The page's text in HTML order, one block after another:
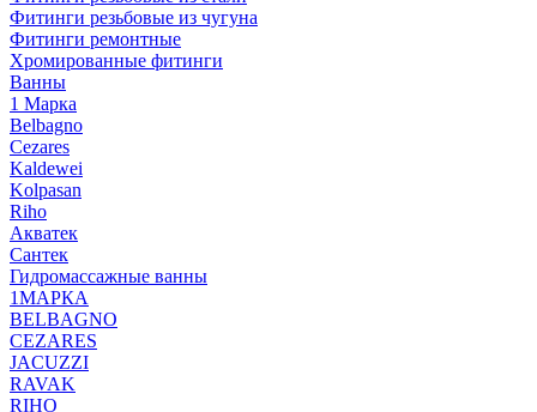
Фитинги резьбовые из чугуна
Фитинги ремонтные
Хромированные фитинги
Ванны
1 Марка
Belbagno
Cezares
Kaldewei
Kolpasan
Riho
Акватек
Сантек
Гидромассажные ванны
1МАРКА
BELBAGNO
CEZARES
JACUZZI
RAVAK
RIHO